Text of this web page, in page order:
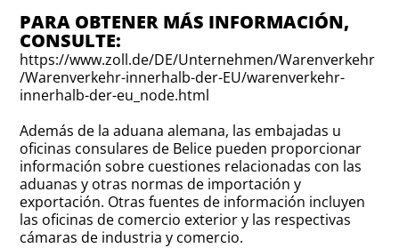
PARA OBTENER MÁS INFORMACIÓN,
CONSULTE:
https://www.zoll.de/DE/Unternehmen/Warenverkehr
/Warenverkehr-innerhalb-der-EU/warenverkehr-
innerhalb-der-eu_node.html
Además de la aduana alemana, las embajadas u
oficinas consulares de Belice pueden proporcionar
información sobre cuestiones relacionadas con las
aduanas y otras normas de importación y
exportación. Otras fuentes de información incluyen
las oficinas de comercio exterior y las respectivas
cámaras de industria y comercio.